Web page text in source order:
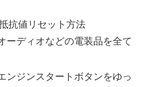
抗値リセット方法
ーディオなどの電装品を全て
ンジンスタートボタンをゆっ